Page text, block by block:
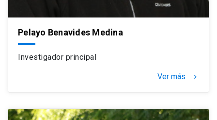
Pelayo Benavides Medina
Investigador principal
Ver más navigate_next